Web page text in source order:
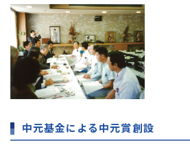
中元基金による中元賞創設